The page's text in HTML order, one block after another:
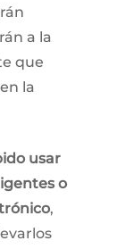
a la
que
en la
usar
o
,